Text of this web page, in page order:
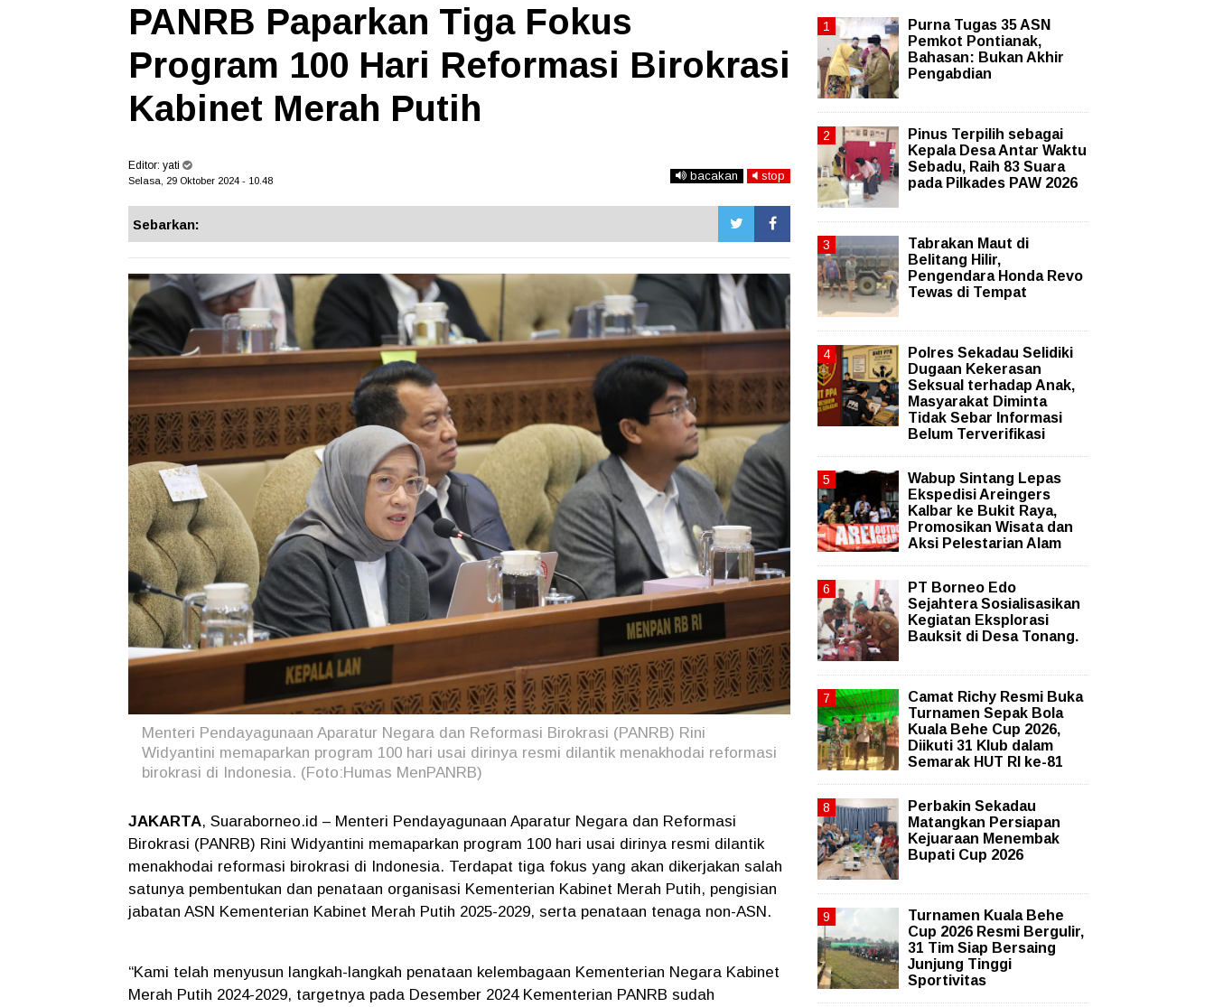
PANRB Paparkan Tiga Fokus
Program 100 Hari Reformasi Birokrasi
Kabinet Merah Putih
Editor: yati
Selasa, 29 Oktober 2024 - 10.48 bacakan stop
Sebarkan:
Menteri Pendayagunaan Aparatur Negara dan Reformasi Birokrasi (PANRB) Rini
Widyantini memaparkan program 100 hari usai dirinya resmi dilantik menakhodai reformasi
birokrasi di Indonesia. (Foto:Humas MenPANRB)
JAKARTA, Suaraborneo.id – Menteri Pendayagunaan Aparatur Negara dan Reformasi
Birokrasi (PANRB) Rini Widyantini memaparkan program 100 hari usai dirinya resmi dilantik
menakhodai reformasi birokrasi di Indonesia. Terdapat tiga fokus yang akan dikerjakan salah
satunya pembentukan dan penataan organisasi Kementerian Kabinet Merah Putih, pengisian
jabatan ASN Kementerian Kabinet Merah Putih 2025-2029, serta penataan tenaga non-ASN.
“Kami telah menyusun langkah-langkah penataan kelembagaan Kementerian Negara Kabinet
Merah Putih 2024-2029, targetnya pada Desember 2024 Kementerian PANRB sudah
Purna Tugas 35 ASN
Pemkot Pontianak,
Bahasan: Bukan Akhir
Pengabdian
Pinus Terpilih sebagai
Kepala Desa Antar Waktu
Sebadu, Raih 83 Suara
pada Pilkades PAW 2026
Tabrakan Maut di
Belitang Hilir,
Pengendara Honda Revo
Tewas di Tempat
Polres Sekadau Selidiki
Dugaan Kekerasan
Seksual terhadap Anak,
Masyarakat Diminta
Tidak Sebar Informasi
Belum Terverifikasi
Wabup Sintang Lepas
Ekspedisi Areingers
Kalbar ke Bukit Raya,
Promosikan Wisata dan
Aksi Pelestarian Alam
PT Borneo Edo
Sejahtera Sosialisasikan
Kegiatan Eksplorasi
Bauksit di Desa Tonang.
Camat Richy Resmi Buka
Turnamen Sepak Bola
Kuala Behe Cup 2026,
Diikuti 31 Klub dalam
Semarak HUT RI ke-81
Perbakin Sekadau
Matangkan Persiapan
Kejuaraan Menembak
Bupati Cup 2026
Turnamen Kuala Behe
Cup 2026 Resmi Bergulir,
31 Tim Siap Bersaing
Junjung Tinggi
Sportivitas